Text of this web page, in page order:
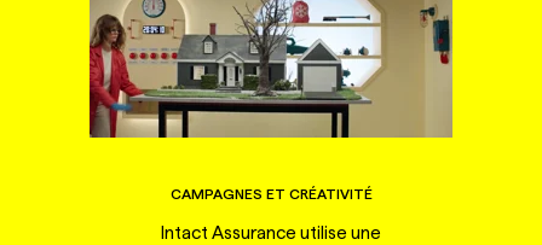
CAMPAGNES ET CRÉATIVITÉ
Intact Assurance utilise une